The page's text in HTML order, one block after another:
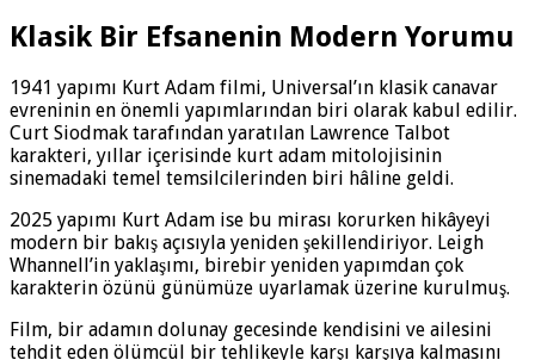
Klasik Bir Efsanenin Modern Yorumu
1941 yapımı Kurt Adam filmi, Universal’ın klasik canavar
evreninin en önemli yapımlarından biri olarak kabul edilir.
Curt Siodmak tarafından yaratılan Lawrence Talbot
karakteri, yıllar içerisinde kurt adam mitolojisinin
sinemadaki temel temsilcilerinden biri hâline geldi.
2025 yapımı Kurt Adam ise bu mirası korurken hikâyeyi
modern bir bakış açısıyla yeniden şekillendiriyor. Leigh
Whannell’in yaklaşımı, birebir yeniden yapımdan çok
karakterin özünü günümüze uyarlamak üzerine kurulmuş.
Film, bir adamın dolunay gecesinde kendisini ve ailesini
tehdit eden ölümcül bir tehlikeyle karşı karşıya kalmasını